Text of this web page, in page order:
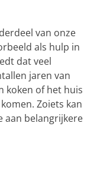
van onze
als hulp in
dat veel
jaren van
koken of het huis
Zoiets kan
aan belangrijkere